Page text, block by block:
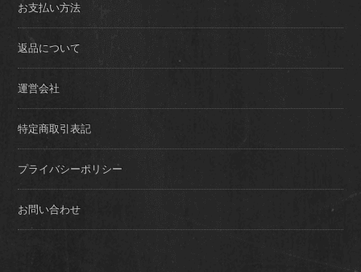
お支払い方法
返品について
運営会社
特定商取引表記
プライバシーポリシー
お問い合わせ